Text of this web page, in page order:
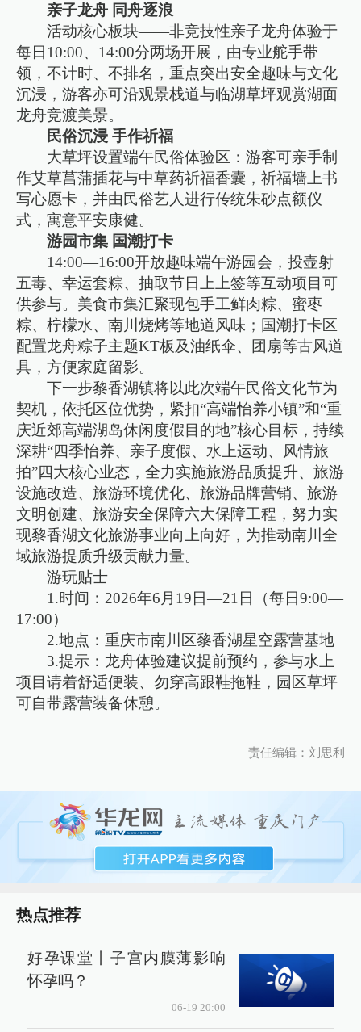
亲子龙舟 同舟逐浪
活动核心板块——非竞技性亲子龙舟体验于
每日10:00、14:00分两场开展，由专业舵手带
领，不计时、不排名，重点突出安全趣味与文化
沉浸，游客亦可沿观景栈道与临湖草坪观赏湖面
龙舟竞渡美景。
民俗沉浸 手作祈福
大草坪设置端午民俗体验区：游客可亲手制
作艾草菖蒲插花与中草药祈福香囊，祈福墙上书
写心愿卡，并由民俗艺人进行传统朱砂点额仪
式，寓意平安康健。
游园市集 国潮打卡
14:00—16:00开放趣味端午游园会，投壶射
五毒、幸运套粽、抽取节日上上签等互动项目可
供参与。美食市集汇聚现包手工鲜肉粽、蜜枣
粽、柠檬水、南川烧烤等地道风味；国潮打卡区
配置龙舟粽子主题KT板及油纸伞、团扇等古风道
具，方便家庭留影。
下一步黎香湖镇将以此次端午民俗文化节为
契机，依托区位优势，紧扣“高端怡养小镇”和“重
庆近郊高端湖岛休闲度假目的地”核心目标，持续
深耕“四季怡养、亲子度假、水上运动、风情旅
拍”四大核心业态，全力实施旅游品质提升、旅游
设施改造、旅游环境优化、旅游品牌营销、旅游
文明创建、旅游安全保障六大保障工程，努力实
现黎香湖文化旅游事业向上向好，为推动南川全
域旅游提质升级贡献力量。
游玩贴士
1.时间：2026年6月19日—21日（每日9:00—
17:00）
2.地点：重庆市南川区黎香湖星空露营基地
3.提示：龙舟体验建议提前预约，参与水上
项目请着舒适便装、勿穿高跟鞋拖鞋，园区草坪
可自带露营装备休憩。
责任编辑：刘思利
热点推荐
好孕课堂丨子宫内膜薄影响
怀孕吗？
06-19 20:00